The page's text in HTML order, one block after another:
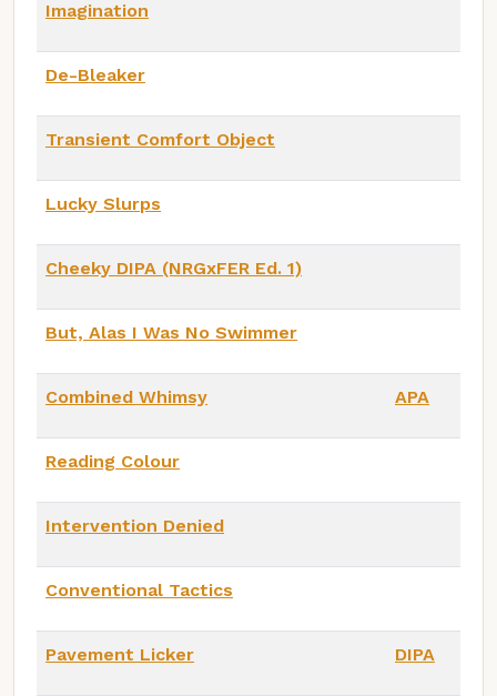
Imagination
De-Bleaker
Transient Comfort Object
Lucky Slurps
Cheeky DIPA (NRGxFER Ed. 1)
But, Alas I Was No Swimmer
Combined Whimsy APA
Reading Colour
Intervention Denied
Conventional Tactics
Pavement Licker DIPA